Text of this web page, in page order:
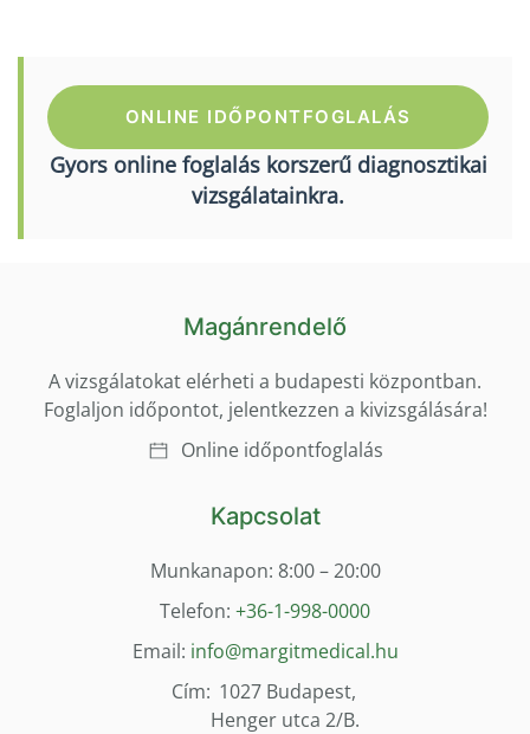
Gyors online foglalás korszerű diagnosztikai
vizsgálatainkra.
ONLINE IDŐPONTFOGLALÁS
Magánrendelő
A vizsgálatokat elérheti a budapesti központban.
Foglaljon időpontot, jelentkezzen a kivizsgálására!
Online időpontfoglalás
Kapcsolat
Munkanapon: 8:00 – 20:00
Telefon: +36-1-998-0000
Email: info@margitmedical.hu
Cím: 1027 Budapest,
Henger utca 2/B.